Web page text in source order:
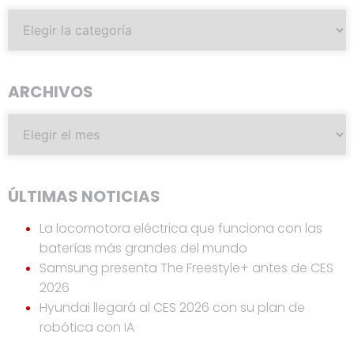
ARCHIVOS
ÚLTIMAS NOTICIAS
La locomotora eléctrica que funciona con las
baterías más grandes del mundo
Samsung presenta The Freestyle+ antes de CES
2026
Hyundai llegará al CES 2026 con su plan de
robótica con IA